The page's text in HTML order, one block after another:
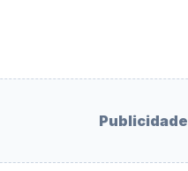
Publicidade